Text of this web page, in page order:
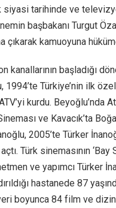
siyasi tarihinde ve
başbakanı Turgut
çıkarak kamuoyuna
kanallarının başladığı
1994’te Türkiye’nin ilk
kurdu. Beyoğlu’nda
ve Kavacık’ta
2005’te Türker
Türk sinemasının ‘Bay
ve yapımcı Türker
hastanede 87
boyunca 84 film ve